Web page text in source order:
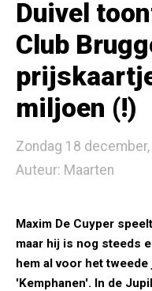
Duivel
Club
miljoen (!)
Zondag 18
Auteur: Maarten
Maxim De Cuyper
maar hij is nog steeds
hem al voor het
'Kemphanen'. In de